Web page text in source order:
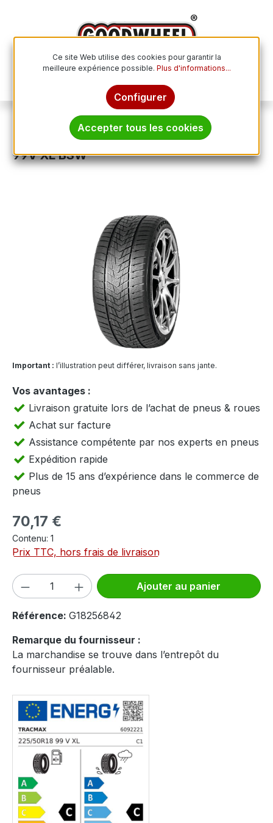
TRACMAX X-PRIVILO S330 225/50R18
99V XL BSW
Ignorer la galerie d'images
Important : l’illustration peut différer, livraison sans jante.
Vos avantages :
Livraison gratuite lors de l’achat de pneus & roues
Achat sur facture
Assistance compétente par nos experts en pneus
Expédition rapide
Plus de 15 ans d’expérience dans le commerce de
pneus
Prix régulier :
70,17 €
Contenu: 1
Prix TTC, hors frais de livraison
Quantité de produit : Entrez la
Ajouter au panier
Référence: G18256842
Remarque du fournisseur :
La marchandise se trouve dans l’entrepôt du
fournisseur préalable.
Ce site Web utilise des cookies pour garantir la
meilleure expérience possible. Plus d'informations...
Configurer
Accepter tous les cookies